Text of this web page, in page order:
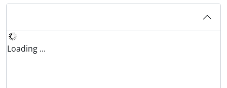
Loading ...